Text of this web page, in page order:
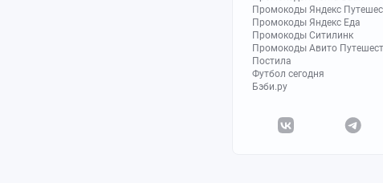
Промокоды Яндекс
Промокоды Яндекс Еда
Промокоды Ситилинк
Промокоды Авито
Постила
Футбол сегодня
Бэби.ру